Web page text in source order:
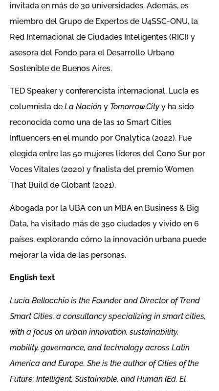
invitada en más de 30 universidades. Además, es
miembro del Grupo de Expertos de U4SSC-ONU, la
Red Internacional de Ciudades Inteligentes (RICI) y
asesora del Fondo para el Desarrollo Urbano
Sostenible de Buenos Aires.
TED Speaker y conferencista internacional, Lucía es
columnista de La Nación y Tomorrow.Cityy ha sido
reconocida como una de las 10 Smart Cities
Influencers en el mundo por Onalytica (2022). Fue
elegida entre las 50 mujeres líderes del Cono Sur por
Voces Vitales (2020) y finalista del premio Women
That Build de Globant (2021).
Abogada por la UBA con un MBA en Business & Big
Data, ha visitado más de 350 ciudades y vivido en 6
países, explorando cómo la innovación urbana puede
mejorar la vida de las personas.
English text
Lucía Bellocchio is the Founder and Director of Trend
Smart Cities, a consultancy specializing in smart cities,
with a focus on urban innovation, sustainability,
mobility, governance, and technology across Latin
America and Europe. She is the author of Cities of the
Future: Intelligent, Sustainable, and Human (Ed. El